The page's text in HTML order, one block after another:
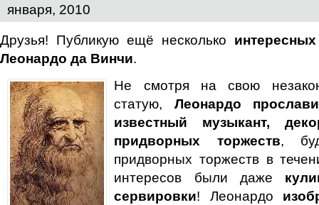
января, 2010
Друзья! Публикую ещё несколько
Леонардо да Винчи.
Не смотря на свою
статую, Леонардо
известный музыкант,
придворных торжеств,
придворных торжеств в
интересов были даже
сервировки! Леонардо